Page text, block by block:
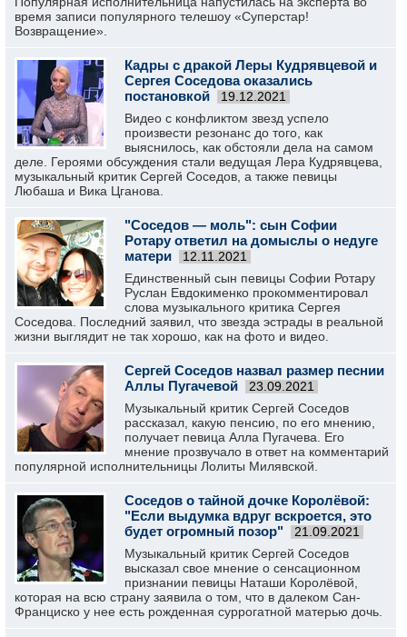
время записи популярного телешоу «Суперстар!
Возвращение».
Кадры с дракой Леры Кудрявцевой и
Сергея Соседова оказались
постановкой
19.12.2021
Видео с конфликтом звезд успело
произвести резонанс до того, как
выяснилось, как обстояли дела на самом
деле. Героями обсуждения стали ведущая Лера Кудрявцева,
музыкальный критик Сергей Соседов, а также певицы
Любаша и Вика Цганова.
"Соседов — моль": сын Софии
Ротару ответил на домыслы о недуге
матери
12.11.2021
Единственный сын певицы Софии Ротару
Руслан Евдокименко прокомментировал
слова музыкального критика Сергея
Соседова. Последний заявил, что звезда эстрады в реальной
жизни выглядит не так хорошо, как на фото и видео.
Сергей Соседов назвал размер песнии
Аллы Пугачевой
23.09.2021
Музыкальный критик Сергей Соседов
рассказал, какую пенсию, по его мнению,
получает певица Алла Пугачева. Его
мнение прозвучало в ответ на комментарий
популярной исполнительницы Лолиты Милявской.
Соседов о тайной дочке Королёвой:
"Если выдумка вдруг вскроется, это
будет огромный позор"
21.09.2021
Музыкальный критик Сергей Соседов
высказал свое мнение о сенсационном
признании певицы Наташи Королёвой,
которая на всю страну заявила о том, что в далеком Сан-
Франциско у нее есть рожденная суррогатной матерью дочь.